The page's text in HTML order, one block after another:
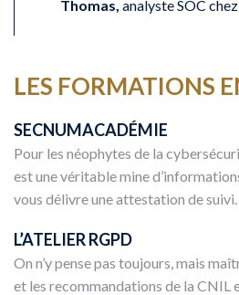
Thomas, analyste SOC
LES FORMATIONS
SECNUMACADÉMIE
Pour les néophytes de la
est une véritable mine
vous délivre une attestation de suivi.
L’ATELIER RGPD
On n’y pense pas toujours, mais
et les recommandations de la CNIL